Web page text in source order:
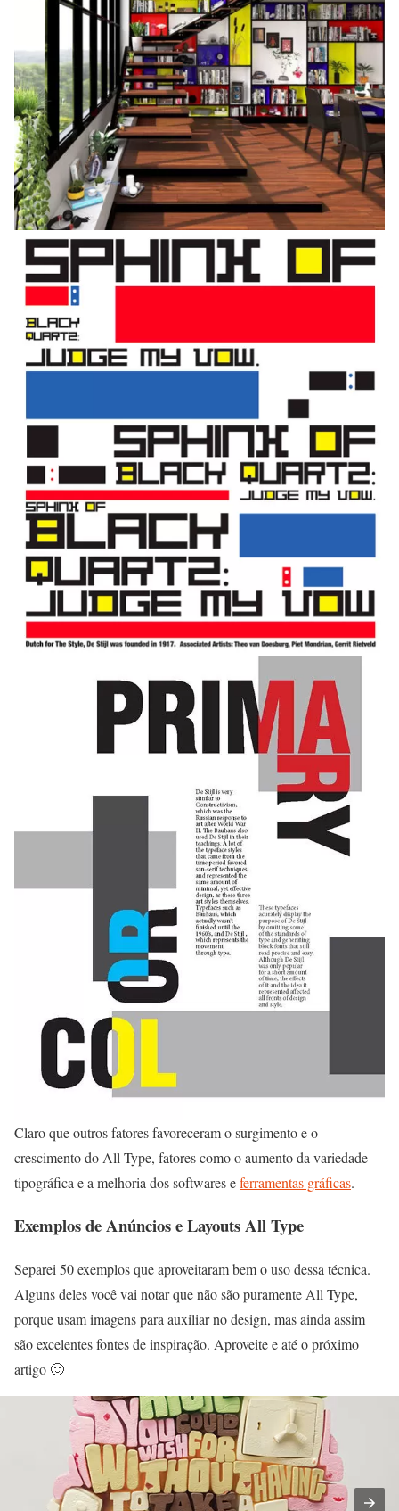
Claro que outros fatores favoreceram o surgimento e o
crescimento do All Type, fatores como o aumento da variedade
tipográfica e a melhoria dos softwares eferramentas gráficas.
Exemplos de Anúncios e Layouts All Type
Separei 50 exemplos que aproveitaram bem o uso dessa técnica.
Alguns deles você vai notar que não são puramente All Type,
porque usam imagens para auxiliar no design, mas ainda assim
são excelentes fontes de inspiração. Aproveite e até o próximo
artigo 🙂